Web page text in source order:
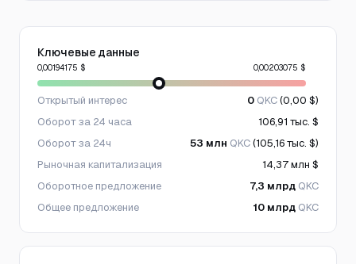
Ключевые данные
0,00194175 $ 0,00203075 $
Открытый интерес 0 QKC(0,00 $)
Оборот за 24 часа
106,91 тыс. $
Оборот за 24ч
53 млн QKC(105,16 тыс. $)
Рыночная капитализация
14,37 млн $
Оборотное предложение
7,3 млрд QKC
Общее предложение
10 млрд QKC